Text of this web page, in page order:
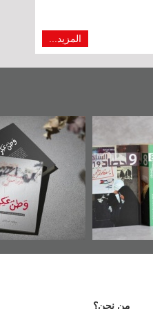
المزيد...
«وطن عكر» رواية
جديدة لمعتقل
عسكري تصدر عن
«مرآة البحرين»
من نحن؟